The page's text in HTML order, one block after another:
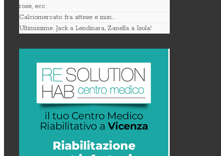
rose, ecc.
Calciomercato: fra attese e inizi…
Ultimissime: Jack a Lendinara, Zanella a Isola!